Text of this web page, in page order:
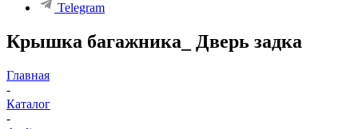
Telegram
Крышка багажника_ Дверь задка
Главная
-
Каталог
-